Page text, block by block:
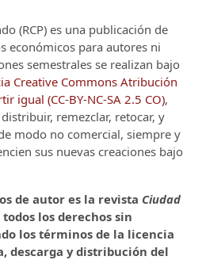
(RCP) es una publicación de
económicos para autores ni
semestrales se realizan bajo
Creative Commons Atribución
igual (CC-BY-NC-SA 2.5 CO),
remezclar, retocar, y
modo no comercial, siempre y
sus nuevas creaciones bajo
de autor es la revista Ciudad
los derechos sin
los términos de la licencia
descarga y distribución del